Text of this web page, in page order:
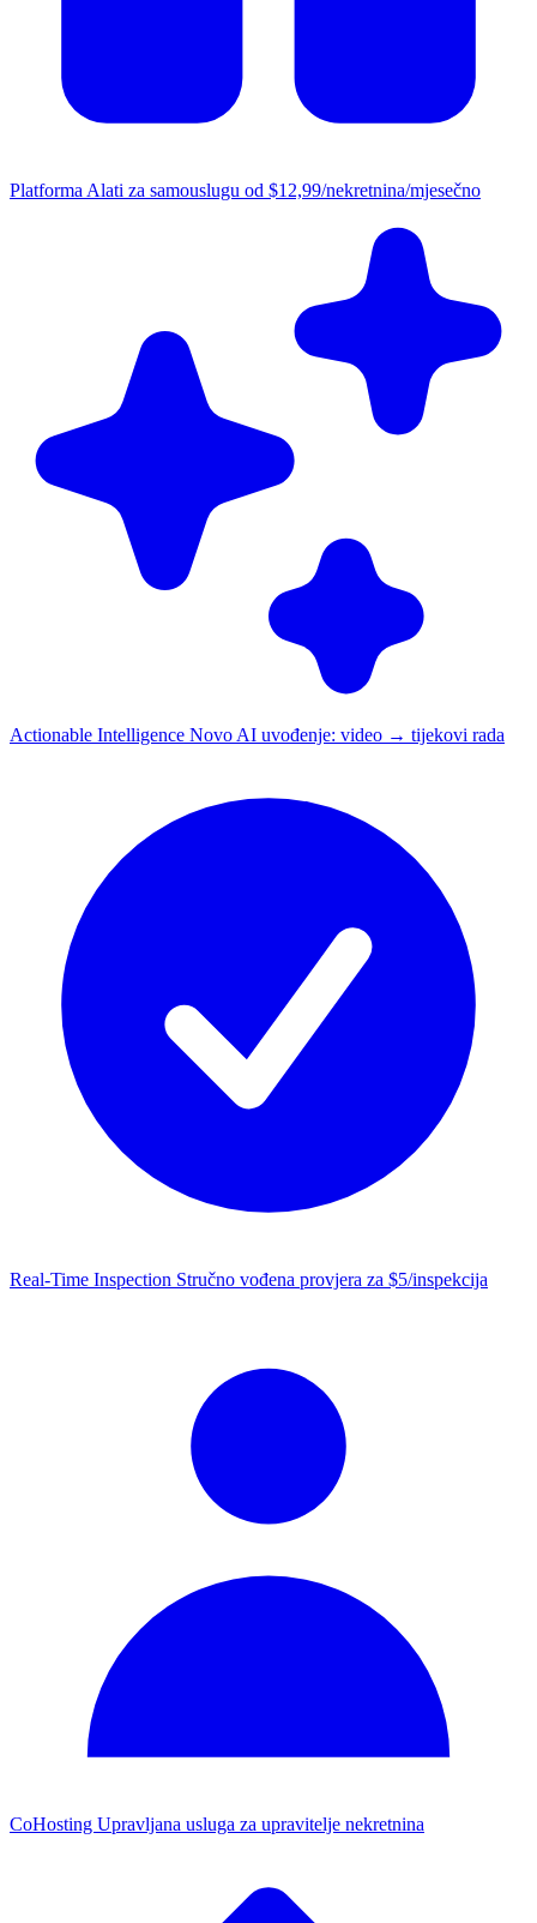
Platforma Alati za samouslugu od $12,99/nekretnina/mjesečno
Actionable Intelligence Novo AI uvođenje: video → tijekovi rada
Real-Time Inspection Stručno vođena provjera za $5/inspekcija
CoHosting Upravljana usluga za upravitelje nekretnina